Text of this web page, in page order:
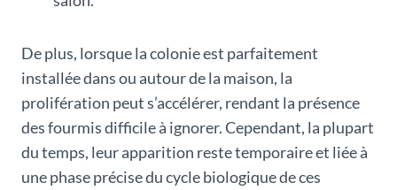
De plus, lorsque la colonie est parfaitement
installée dans ou autour de la maison, la
prolifération peut s’accélérer, rendant la présence
des fourmis difficile à ignorer. Cependant, la plupart
du temps, leur apparition reste temporaire et liée à
une phase précise du cycle biologique de ces